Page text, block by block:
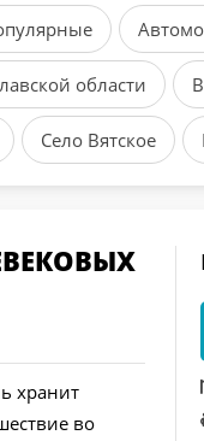
области
Село Вятское
хранит
во